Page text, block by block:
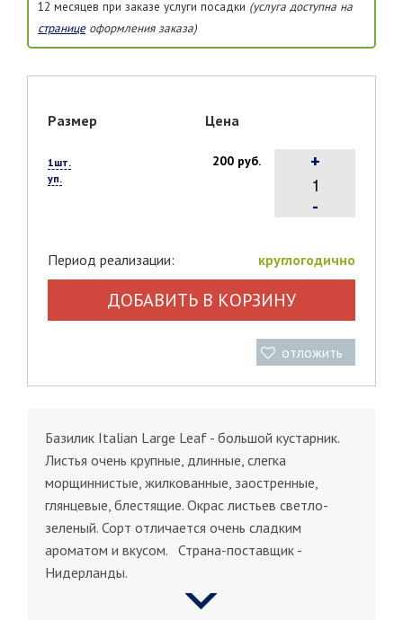
12 месяцев при заказе услуги посадки (услуга доступна на
страницеоформления заказа)
Размер Цена
1шт.
уп.
200 руб.
-
+
Период реализации: круглогодично
ДОБАВИТЬ В КОРЗИНУ
отложить
Базилик Italian Large Leaf - большой кустарник.
Листья очень крупные, длинные, слегка
морщиннистые, жилкованные, заостренные,
глянцевые, блестящие. Окрас листьев светло-
зеленый. Сорт отличается очень сладким
ароматом и вкусом. Страна-поставщик -
Нидерланды.